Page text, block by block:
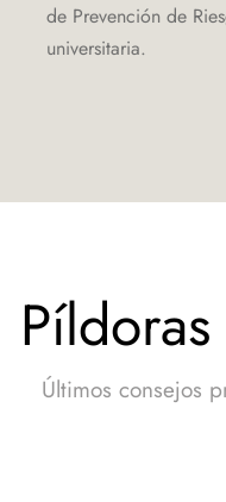
de Prevención de
universitaria.
Últimos consejos